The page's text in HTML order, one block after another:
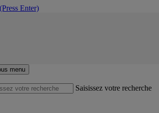
(Press Enter)
menu
Saisissez votre recherche